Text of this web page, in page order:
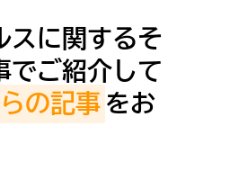
スに関するそ
でご紹介して
の記事をお